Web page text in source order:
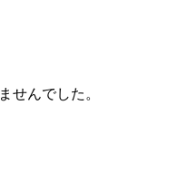
せんでした。